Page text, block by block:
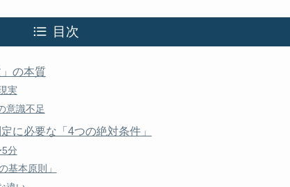
目次
の本質
実
意識不足
に必要な「4つの絶対条件」
分
基本原則」